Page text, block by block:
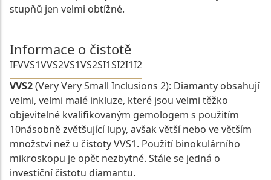
stupňů jen velmi obtížné.
Informace o čistotě
IFVVS1VVS2VS1VS2SI1SI2I1I2
VVS2(Very Very Small Inclusions 2): Diamanty obsahují
velmi, velmi malé inkluze, které jsou velmi těžko
objevitelné kvalifikovaným gemologem s použitím
10násobně zvětšující lupy, avšak větší nebo ve větším
množství než u čistoty VVS1. Použití binokulárního
mikroskopu je opět nezbytné. Stále se jedná o
investiční čistotu diamantu.